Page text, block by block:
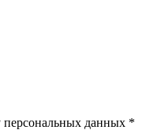
персональных данных *